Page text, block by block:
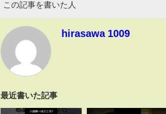
この記事を書いた人
hirasawa 1009
最近書いた記事